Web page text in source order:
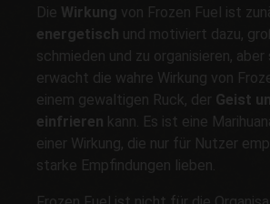
Die Wirkung von Frozen Fuel ist
energetisch und motiviert dazu,
schmieden und zu organisieren, aber
erwacht die wahre Wirkung von
einem gewaltigen Ruck, der Geist
einfrieren kann. Es ist eine
einer Wirkung, die nur für Nutzer
starke Empfindungen lieben.